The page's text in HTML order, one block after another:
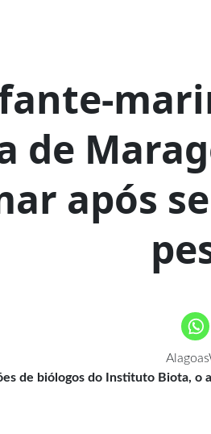
de
após
de biólogos do Instituto Biota,